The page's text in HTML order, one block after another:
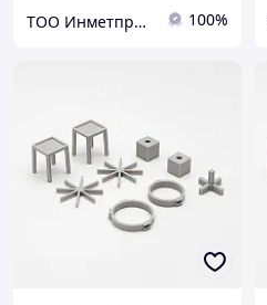
ТОО Инметпром 100%